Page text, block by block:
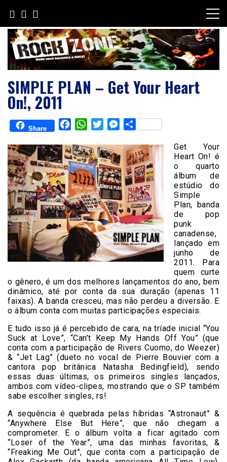
content
SIMPLE PLAN – Get Your Heart
On!, 2011
Share FacebookWhatsAppTwitterMessenger
Share
Get Your
Heart On! é
o quarto
álbum de
estúdio do
Simple
Plan, banda
de pop
punk
canadense,
lançado em
junho de
2011. Para
quem curte
o gênero, é um dos melhores lançamentos do ano, bem
dinâmico, até por conta da sua duração (apenas 11
faixas). A banda cresceu, mas não perdeu a diversão. E
o álbum conta com muitas participações especiais.
E tudo isso já é percebido de cara, na tríade inicial “You
Suck at Love”, “Can’t Keep My Hands Off You” (que
conta com a participação de Rivers Cuomo, do Weezer)
& “Jet Lag” (dueto no vocal de Pierre Bouvier com a
cantora pop britânica Natasha Bedingfield), sendo
essas duas últimas, os primeiros singles lançados,
ambos com vídeo-clipes, mostrando que o SP também
sabe escolher singles, rs!
A sequência é quebrada pelas híbridas “Astronaut” &
“Anywhere Else But Here”, que não chegam a
comprometer. E o álbum volta a ficar agitado com
“Loser of the Year”, uma das minhas favoritas, &
“Freaking Me Out”, que conta com a participação de